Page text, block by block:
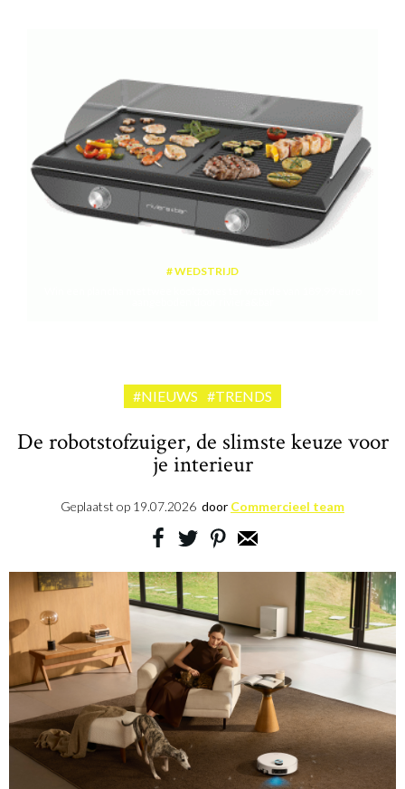
WEDSTRIJD
#NIEUWS #TRENDS
De robotstofzuiger, de slimste keuze voor
je interieur
Geplaatst op 19.07.2026 door Commercieel team